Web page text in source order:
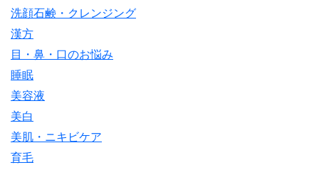
洗顔石鹸・クレンジング
漢方
目・鼻・口のお悩み
睡眠
美容液
美白
美肌・ニキビケア
育毛